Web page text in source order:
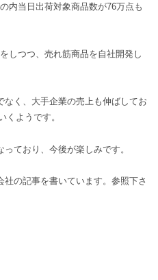
内当日出荷対象商品数が76万点も
しつつ、売れ筋商品を自社開発し
なく、大手企業の売上も伸ばしてお
くようです。
ており、今後が楽しみです。
の記事を書いています。参照下さ